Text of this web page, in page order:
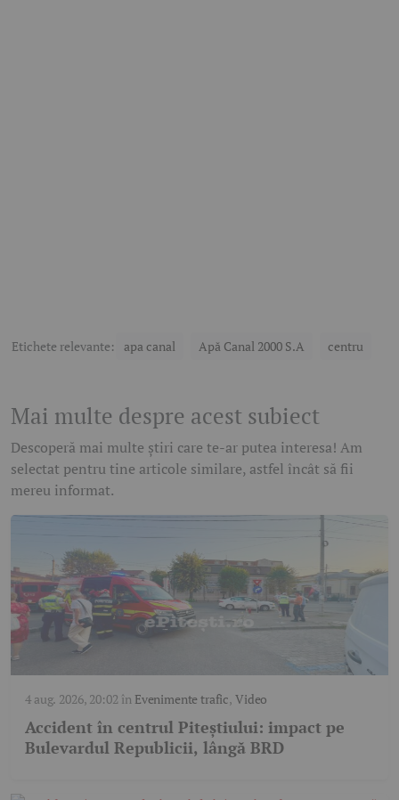
Etichete relevante: apa canal Apă Canal 2000 S.A centru
Mai multe despre acest subiect
Descoperă mai multe știri care te-ar putea interesa! Am
selectat pentru tine articole similare, astfel încât să fii
mereu informat.
4 aug. 2026, 20:02 în Evenimente trafic,Video
Accident în centrul Piteștiului: impact pe
Bulevardul Republicii, lângă BRD